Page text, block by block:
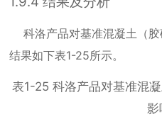
科洛产品对基准混凝土（
结果如下表1-25所示。
表1-25 科洛产品对基准混
影